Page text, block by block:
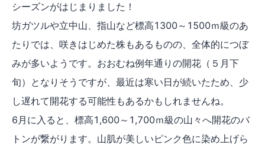
シーズンがはじまりました！
坊ガツルや立中山、指山など標高1300～1500ｍ級のあ
たりでは、咲きはじめた株もあるものの、全体的につぼ
みが多いようです。おおむね例年通りの開花（５月下
旬）となりそうですが、最近は寒い日が続いたため、少
し遅れて開花する可能性もあるかもしれませんね。
6月に入ると、標高1,600～1,700ｍ級の山々へ開花のバ
トンが繋がります。山肌が美しいピンク色に染め上げら